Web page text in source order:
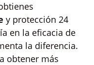
y protección 24
en la eficacia de
la diferencia.
obtener más